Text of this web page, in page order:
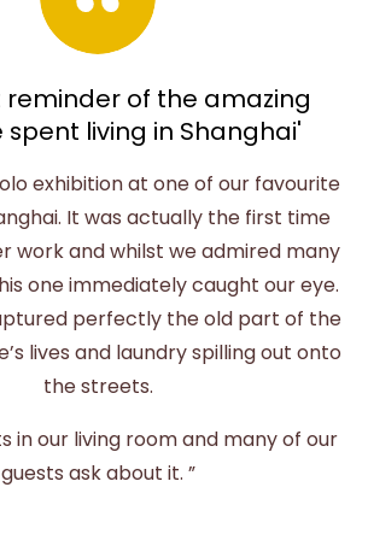
reminder of the amazing
spent living in Shanghai'
exhibition at one of our favourite
It was actually the first time
work and whilst we admired many
one immediately caught our eye.
perfectly the old part of the
lives and laundry spilling out onto
the streets.
in our living room and many of our
guests ask about it. ”